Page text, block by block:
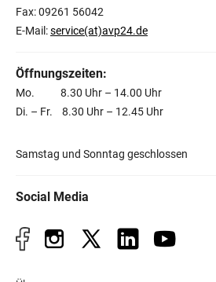
Fax: 09261 56042
E-Mail:service(at)avp24.de
Öffnungszeiten:
Mo. 8.30 Uhr – 14.00 Uhr
Di. – Fr. 8.30 Uhr – 12.45 Uhr
Samstag und Sonntag geschlossen
Social Media